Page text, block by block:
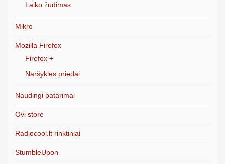
Laiko žudimas
Mikro
Mozilla Firefox
Firefox +
Naršyklės priedai
Naudingi patarimai
Ovi store
Radiocool.lt rinktiniai
StumbleUpon